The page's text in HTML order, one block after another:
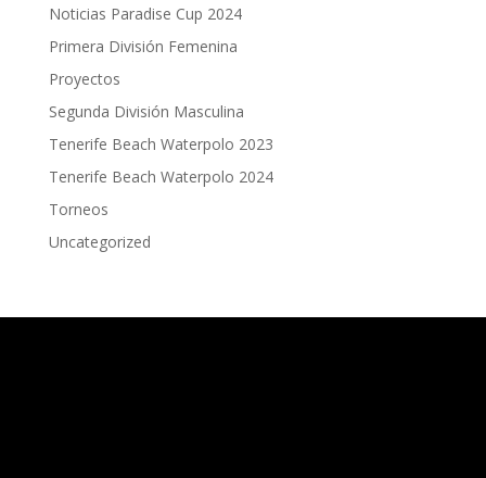
Noticias Paradise Cup 2024
Primera División Femenina
Proyectos
Segunda División Masculina
Tenerife Beach Waterpolo 2023
Tenerife Beach Waterpolo 2024
Torneos
Uncategorized